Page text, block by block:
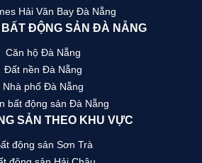
Hải Vân Bay Đà Nẵng
BẤT ĐỘNG SẢN ĐÀ NẴNG
Căn hộ Đà Nẵng
Đất nền Đà Nẵng
Nhà phố Đà Nẵng
bất động sản Đà Nẵng
SẢN THEO KHU VỰC
động sản Sơn Trà